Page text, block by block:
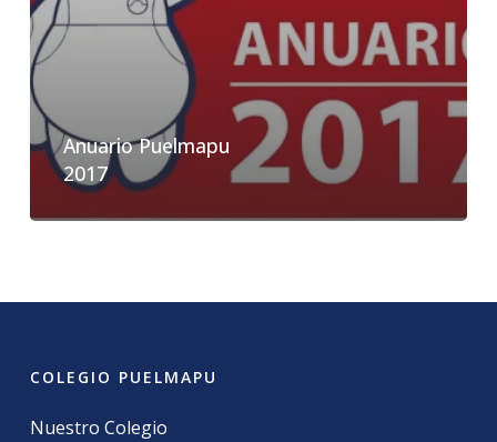
Anuario Puelmapu
2017
COLEGIO PUELMAPU
Nuestro Colegio